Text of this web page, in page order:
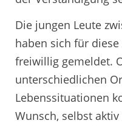
Die jungen Leute
haben sich für diese
freiwillig gemeldet.
unterschiedlichen
Lebenssituationen
Wunsch, selbst